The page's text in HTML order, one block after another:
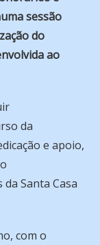
sessão
do
ao
da
e apoio,
Santa Casa
com o